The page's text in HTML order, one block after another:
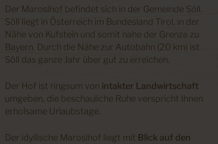
Der Maroslhof befindet sich in der Gemeinde Söll.
Söll liegt in Österreich im Bundesland Tirol, in der
Nähe von Kufstein und somit nahe der Grenze zu
Bayern. Durch die Nähe zur Autobahn (20 km) ist
Söll das ganze Jahr über gut zu erreichen.
Der Hof ist ringsum von intakter Landwirtschaft
umgeben, die beschauliche Ruhe verspricht Ihnen
erholsame Urlaubstage.
Der idyllische Maroslhof liegt mit Blick auf den